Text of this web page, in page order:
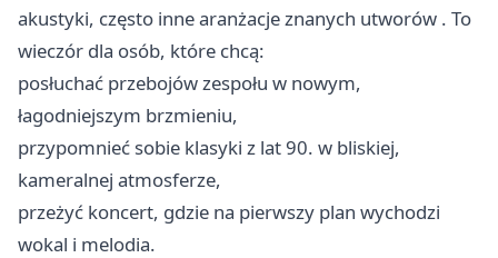
akustyki, często inne aranżacje znanych utworów . To
wieczór dla osób, które chcą:
posłuchać przebojów zespołu w nowym,
łagodniejszym brzmieniu,
przypomnieć sobie klasyki z lat 90. w bliskiej,
kameralnej atmosferze,
przeżyć koncert, gdzie na pierwszy plan wychodzi
wokal i melodia.